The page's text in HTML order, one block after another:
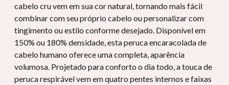
cabelo cru vem em sua cor natural, tornando mais fácil
combinar com seu próprio cabelo ou personalizar com
tingimento ou estilo conforme desejado. Disponível em
150% ou 180% densidade, esta peruca encaracolada de
cabelo humano oferece uma completa, aparência
volumosa. Projetado para conforto o dia todo, a touca de
peruca respirável vem em quatro pentes internos e faixas